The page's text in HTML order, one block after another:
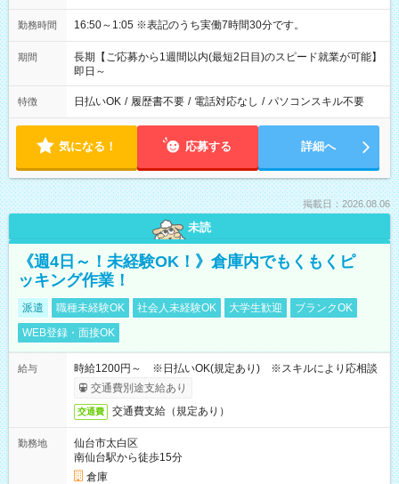
勤務時間 16:50～1:05 ※表記のうち実働7時間30分です。
期間
長期【ご応募から1週間以内(最短2日目)のスピード就業が可能】
即日～
特徴 日払いOK / 履歴書不要 / 電話対応なし / パソコンスキル不要
気になる！ 応募する 詳細へ
掲載日：2026.08.06
未読
《週4日～！未経験OK！》倉庫内でもくもくピ
ッキング作業！
派遣 職種未経験OK 社会人未経験OK 大学生歓迎
ブランクOK
WEB登録・面接OK
給与
時給1200円～ ※日払いOK(規定あり) ※スキルにより応相談
交通費別途支給あり
交通費 交通費支給（規定あり）
勤務地
仙台市太白区
南仙台駅から徒歩15分
倉庫